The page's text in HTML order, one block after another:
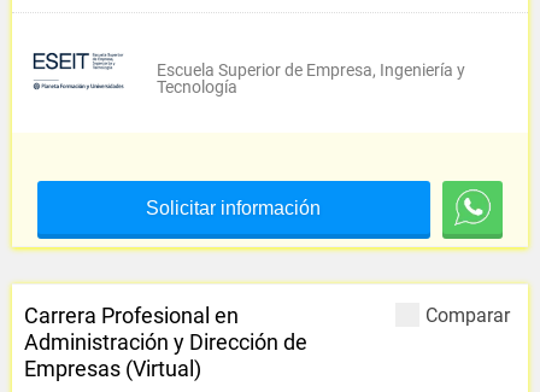
Escuela Superior de Empresa, Ingeniería y
Tecnología
Solicitar información
Comparar
Carrera Profesional en
Administración y Dirección de
Empresas (Virtual)